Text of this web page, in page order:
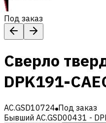
Под заказ
Сверло
DPK191-
AC.GSD10724 Под заказ
Бывший AC.GSD00431 -